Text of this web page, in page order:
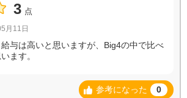
3 点
月11日
与は高いと思いますが、Big4の中で比べ
ます。
参考になった 0